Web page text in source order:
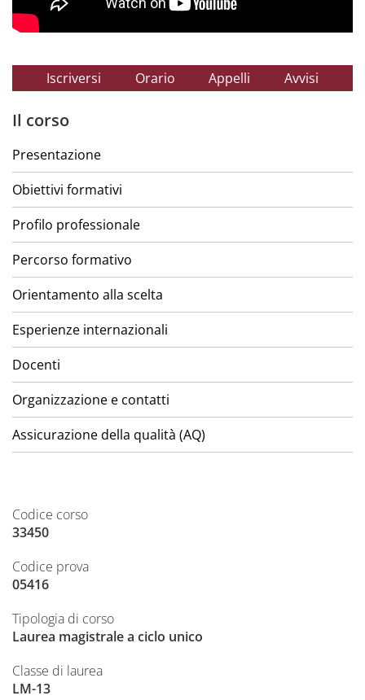
Iscriversi Orario Appelli Avvisi
Il corso
Presentazione
Obiettivi formativi
Profilo professionale
Percorso formativo
Orientamento alla scelta
Esperienze internazionali
Docenti
Organizzazione e contatti
Assicurazione della qualità (AQ)
Codice corso
33450
Codice prova
05416
Tipologia di corso
Laurea magistrale a ciclo unico
Classe di laurea
LM-13